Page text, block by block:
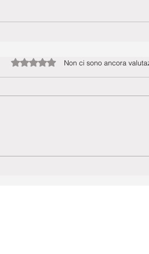
Valutazione 0 stelle su 5.Non ci sono ancora